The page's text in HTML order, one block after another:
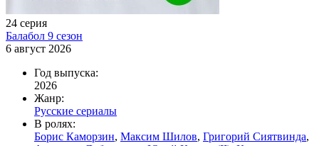
24 серия
Балабол 9 сезон
6 август 2026
Год выпуска:
2026
Жанр:
Русские сериалы
В ролях:
Борис Каморзин, Максим Шилов, Григорий Сиятвинда,